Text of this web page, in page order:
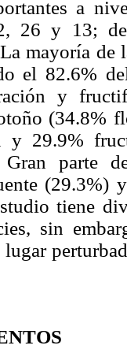
a
26 y 13;
mayoría de
el 82.6%
y
(34.8%
y 29.9%
Gran parte
(29.3%)
tiene
sin
lugar